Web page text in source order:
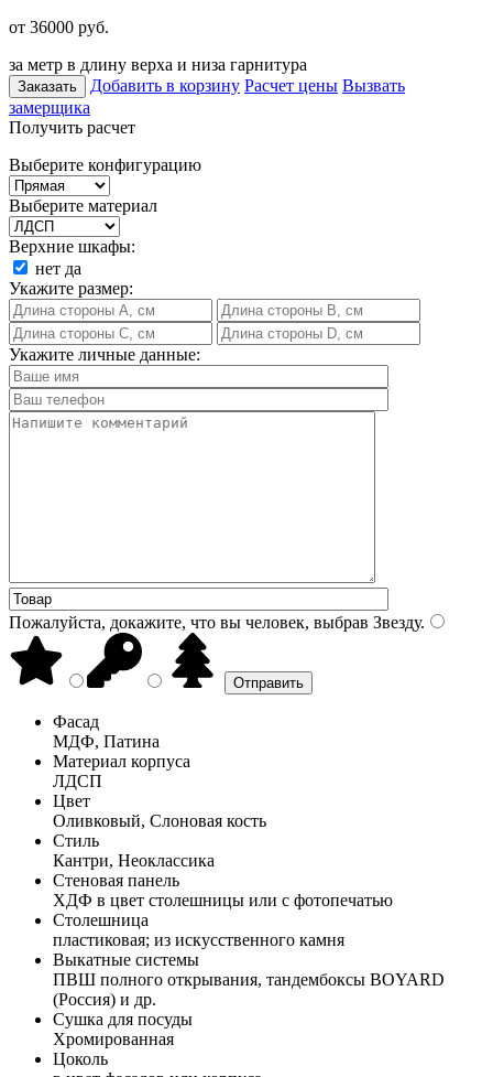
от 36000 руб.
за метр в длину верха и низа гарнитура
Заказать Добавить в корзину Расчет цены Вызвать
замерщика
Получить расчет
Выберите конфигурацию
Выберите материал
Верхние шкафы:
нет да
Укажите размер:
Укажите личные данные:
Пожалуйста, докажите, что вы человек, выбрав Звезду.
Фасад
МДФ, Патина
Материал корпуса
ЛДСП
Цвет
Оливковый, Слоновая кость
Стиль
Кантри, Неоклассика
Стеновая панель
ХДФ в цвет столешницы или с фотопечатью
Столешница
пластиковая; из искусственного камня
Выкатные системы
ПВШ полного открывания, тандембоксы BOYARD
(Россия) и др.
Сушка для посуды
Хромированная
Цоколь